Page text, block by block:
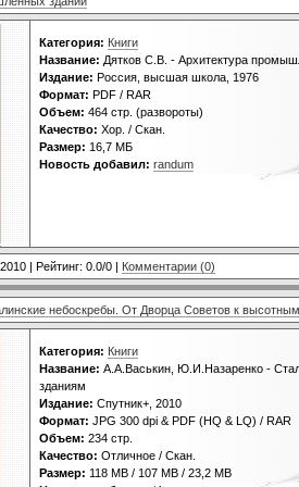
Категория: Книги
Название: Дятков С.В. - Архитектура
Издание: Россия, высшая школа, 1976
Формат: PDF / RAR
Объем: 464 стр. (развороты)
Качество: Хор. / Скан.
Размер: 16,7 МБ
Новость добавил: randum
| Рейтинг: 0.0/0 | Комментарии (0)
небоскребы. От Дворца Советов к
Категория: Книги
Название: А.А.Васькин, Ю.И.Назаренко -
зданиям
Издание: Спутник+, 2010
Формат: JPG 300 dpi & PDF (HQ & LQ) / RAR
Объем: 234 стр.
Качество: Отличное / Скан.
Размер: 118 MB / 107 MB / 23,2 MB